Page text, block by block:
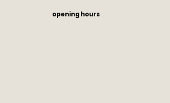
opening hours